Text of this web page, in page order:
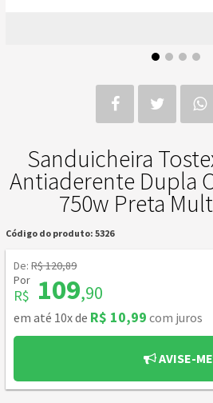
Sanduicheira
Antiaderente Dupla
750w Preta
Código do produto: 5326
De:R$ 120,89
Por
R$ 109,90
em até 10x de R$ 10,99 com juros
AVISE-ME